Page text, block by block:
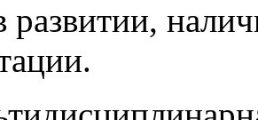
в случае
развитии,